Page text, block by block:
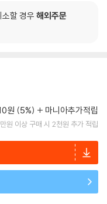
할 경우 해외주문
원 (5%) 마니아추가적립
원 이상 구매 시 2천원 추가 적립